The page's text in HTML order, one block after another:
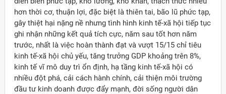
hơn thời cơ, thuận lợi, đặc biệt là thiên tai, bão lũ phức tạp,
gây thiệt hại nặng nề nhưng tình hình kinh tế-xã hội tiếp tục
ghi nhận những kết quả tích cực, năm sau tốt hơn năm
trước, nhất là việc hoàn thành đạt và vượt 15/15 chỉ tiêu
kinh tế-xã hội chủ yếu, tăng trưởng GDP khoảng trên 8%,
kinh tế vĩ mô duy trì ổn định, hạ tầng kinh tế-xã hội có
nhiều đột phá, cải cách hành chính, cải thiện môi trường
đầu tư kinh doanh được đẩy mạnh, đời sống người dân